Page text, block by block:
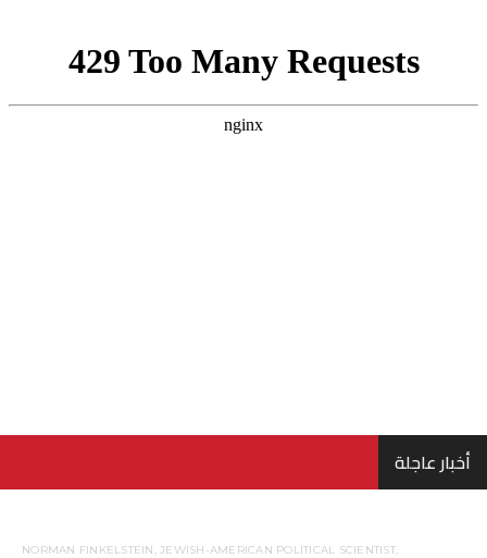
NORMAN FINKELSTEIN, JEWISH-AMERICAN POLITICAL SCIENTIST,